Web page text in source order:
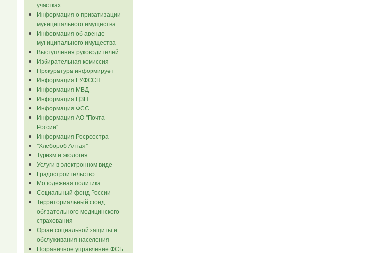
участках
Информация о приватизации
муниципального имущества
Информация об аренде
муниципального имущества
Выступления руководителей
Избирательная комиссия
Прокуратура информирует
Информация ГУФССП
Информация МВД
Информация ЦЗН
Информация ФСС
Информация АО "Почта
России"
Информация Росреестра
"Хлебороб Алтая"
Туризм и экология
Услуги в электронном виде
Градостроительство
Молодёжная политика
Социальный фонд России
Территориальный фонд
обязательного медицинского
страхования
Орган социальной защиты и
обслуживания населения
Пограничное управление ФСБ